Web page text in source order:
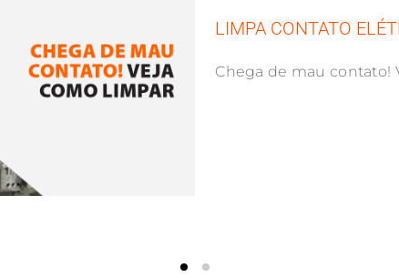
LIMPA CONTATO
Chega de mau contato!